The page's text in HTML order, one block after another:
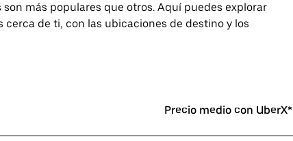
más populares que otros. Aquí puedes explorar
de ti, con las ubicaciones de destino y los
Precio medio con UberX*